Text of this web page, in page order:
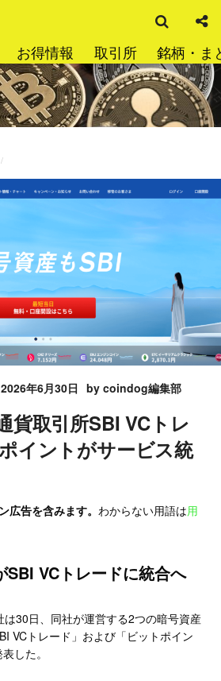
お得情報 取引所 銘柄・ま
索
2026年6月30日 by coindog編集部
貨取引所SBI VCトレ
イントがサービス統
広告を含みます。わからない用語は用
SBI VCトレードに統合へ
は30日、同社が運営する2つの暗号資産
VCトレード」および「ビットポイン
した。